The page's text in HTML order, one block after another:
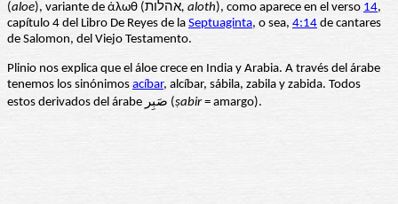
(aloe ), variante de ἀλωθ (אהלות, aloth), como aparece en el verso 14,
capítulo 4 del Libro De Reyes de la Septuaginta, o sea, 4:14 de cantares
de Salomon, del Viejo Testamento.
Plinio nos explica que el áloe crece en India y Arabia. A través del árabe
tenemos los sinónimos acíbar, alcíbar, sábila, zabila y zabida. Todos
estos derivados del árabe صَبِر (ṣabir= amargo).